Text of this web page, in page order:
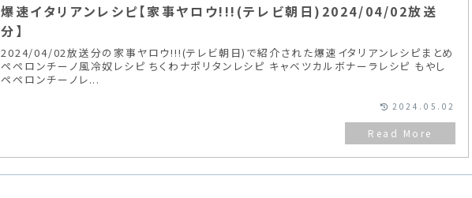
爆速イタリアンレシピ【家事ヤロウ!!!(テレビ朝日)2024/04/02放送
分】
2024/04/02放送分の家事ヤロウ!!!(テレビ朝日)で紹介された爆速イタリアンレシピまとめ
ペペロンチーノ風冷奴レシピ ちくわナポリタンレシピ キャベツカルボナーラレシピ もやし
ペペロンチーノレ...
2024.05.02